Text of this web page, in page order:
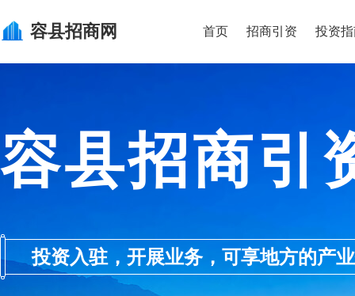
容县招商网 首页 招商引资 投资
容县招商引
投资入驻，开展业务，可享地方的产